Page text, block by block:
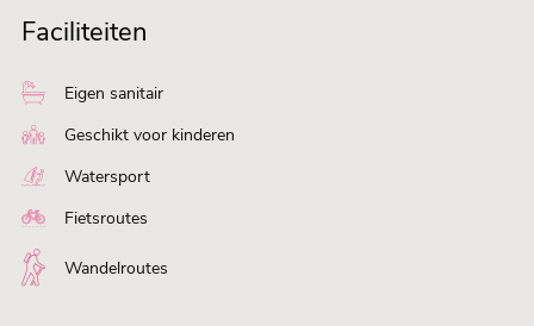
Faciliteiten
Eigen sanitair
Geschikt voor kinderen
Watersport
Fietsroutes
Wandelroutes